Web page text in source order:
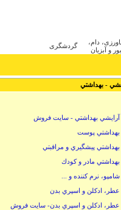
دام،
و آبزیان
گردشگری
- بهداشتي
آرايشي بهداشتي - سايت فروش
بهداشتي پوست
بهداشتي پيشگيري و مراقبتي
بهداشتي مادر و كودك
شامپو، نرم كننده و ...
عطر، ادكلن و اسپري بدن
عطر، ادكلن و اسپري بدن- سايت فروش